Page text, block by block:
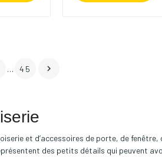
… 45 
et d’accessoires de porte, de fenêtre,
des petits détails qui peuvent